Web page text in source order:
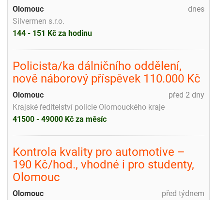
dnes
Olomouc
Silvermen s.r.o.
144 - 151 Kč za hodinu
Policista/ka dálničního oddělení,
nově náborový příspěvek 110.000 Kč
před 2 dny
Olomouc
Krajské ředitelství policie Olomouckého kraje
41500 - 49000 Kč za měsíc
Kontrola kvality pro automotive –
190 Kč/hod., vhodné i pro studenty,
Olomouc
před týdnem
Olomouc